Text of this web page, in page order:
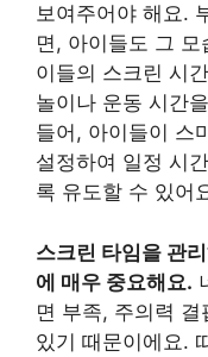
보여주어야 해요.
면, 아이들도 그
이들의 스크린 시
놀이나 운동 시간
들어, 아이들이 스
설정하여 일정 시
록 유도할 수 있어
스크린 타임을 관
에 매우 중요해요.
면 부족, 주의력
있기 때문이에요.